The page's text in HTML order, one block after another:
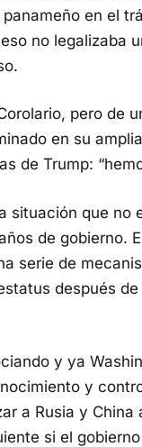
en el
no legalizaba
pero de
en su
de Trump:
situación que no
de gobierno.
serie de
después
y ya
y
a Rusia y
si el